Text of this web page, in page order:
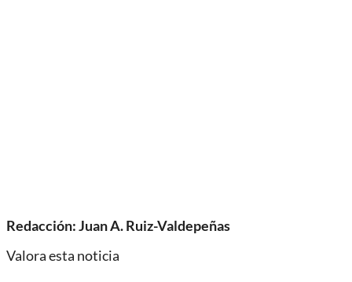
Redacción: Juan A. Ruiz-Valdepeñas
Valora esta noticia